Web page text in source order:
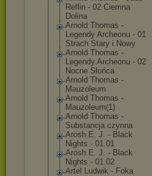
Reflin - 02 Ciemna
Dolina
Arnold Thomas -
Legendy Archeonu - 01
Strach Stary i Nowy
Arnold Thomas -
Legendy Archeonu - 02
Nocne Słońca
Arnold Thomas -
Mauzoleum
Arnold Thomas -
Mauzoleum(1)
Arnold Thomas -
Substancja czynna
Arosh E. J. - Black
Nights - 01.01
Arosh E. J. - Black
Nights - 01.02
Artel Ludwik - Foka